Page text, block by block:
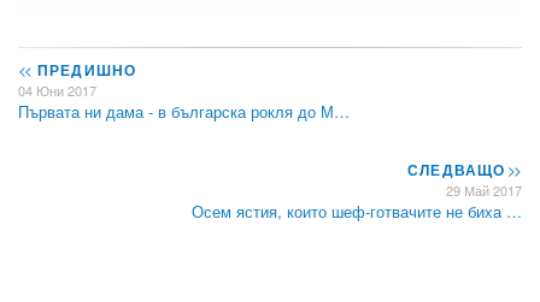
<< ПРЕДИШНО
04 Юни 2017
Първата ни дама - в българска рокля до М…
СЛЕДВАЩО>>
29 Май 2017
Осем ястия, които шеф-готвачите не биха …